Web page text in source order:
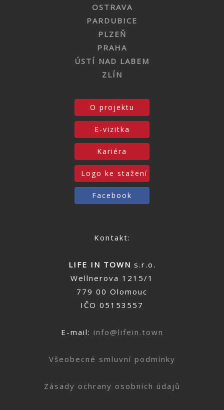
OSTRAVA
PARDUBICE
PLZEŇ
PRAHA
ÚSTÍ NAD LABEM
ZLÍN
O projektu
E-vizitka
Kariéra
Logo ke stažení
Facebook
Kontakt:
LIFE IN TOWN s.r.o.
Wellnerova 1215/1
779 00 Olomouc
IČO 05153557
E-mail: info@lifein.town
Všeobecné smluvní podmínky
Zásady ochrany osobních údajů